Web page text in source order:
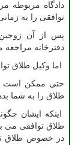
دادگاه مربوطه
توافقی را به
پس از آن
دفترخانه مراجعه
اما وکیل طلاق
طلاق را به شما
اینکه ایشان
طلاق توافقی می
در خصوص طلاق